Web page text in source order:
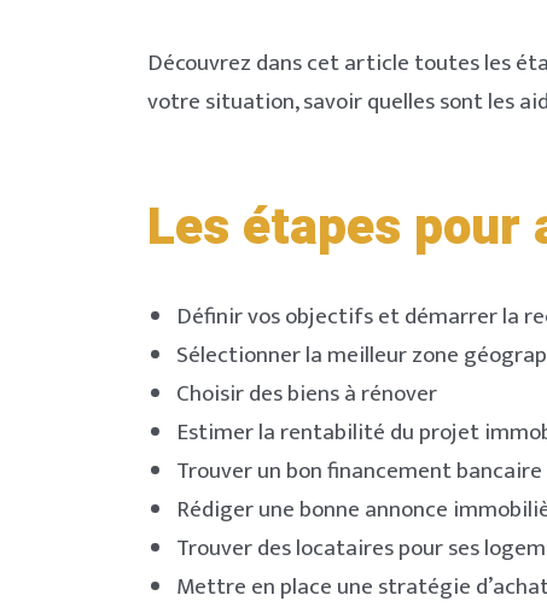
Découvrez dans cet article toutes les
votre situation, savoir quelles sont les
Les étapes
Définir vos objectifs et démarrer la
Sélectionner la meilleur zone
Choisir des biens à rénover
Estimer la rentabilité du projet
Trouver un bon financement bancaire
Rédiger une bonne annonce
Trouver des locataires pour ses
Mettre en place une stratégie